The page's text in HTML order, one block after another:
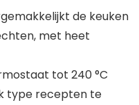
de keuken
met heet
tot 240 °C
type recepten te